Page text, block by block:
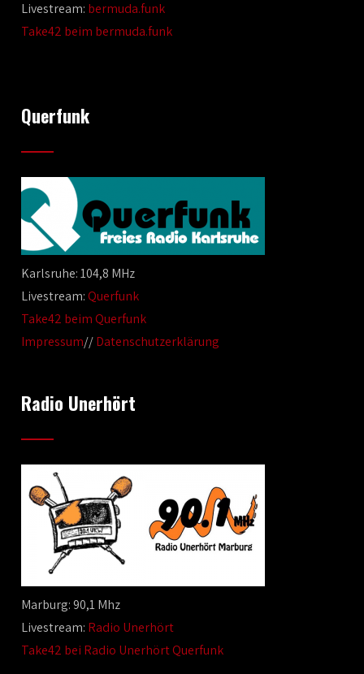
Livestream: bermuda.funk
Take42 beim bermuda.funk
Querfunk
Karlsruhe: 104,8 MHz
Livestream:Querfunk
Take42 beim Querfunk
Impressum//Datenschutzerklärung
Radio Unerhört
Marburg: 90,1 Mhz
Livestream: Radio Unerhört
Take42 bei Radio Unerhört Querfunk